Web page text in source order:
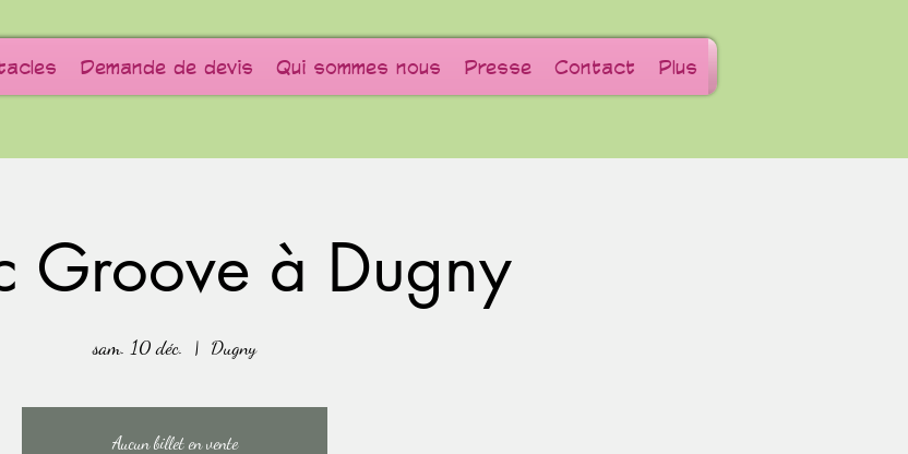
Demande de devis Qui sommes nous Presse Contact Plus
Groove à Dugny
sam. 10 déc.
  |
Dugny
Aucun billet en vente